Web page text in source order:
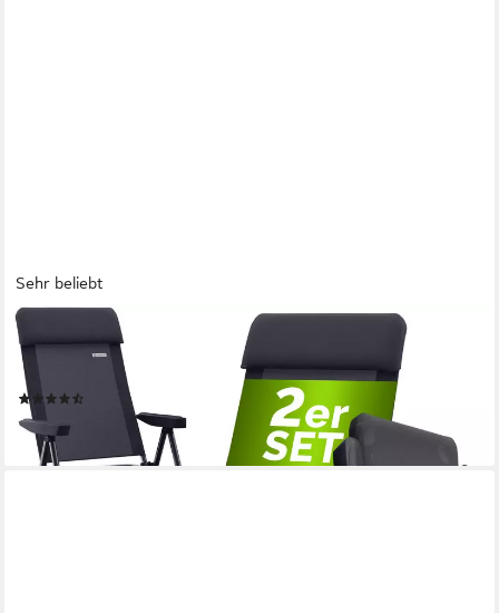
Sehr beliebt
Gartenstuhl, Klappbar 2er Set 7-fach Verstellbar Alu mit hoher
Rückenlehne
ab 64,95 €
lieferbar - in 3-4 Werktagen bei dir